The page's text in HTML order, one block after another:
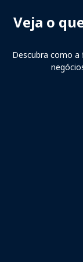
Veja o
Descubra como